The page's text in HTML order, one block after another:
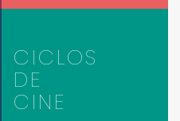
CICLOS
DE
CINE